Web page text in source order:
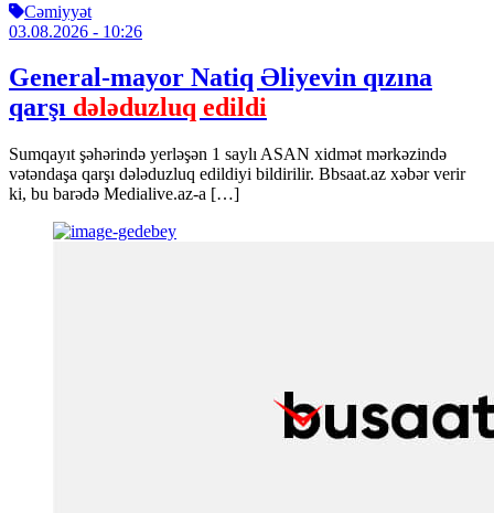
Cəmiyyət
03.08.2026 - 10:26
General-mayor Natiq Əliyevin qızına
qarşı dələduzluq edildi
Sumqayıt şəhərində yerləşən 1 saylı ASAN xidmət mərkəzində
vətəndaşa qarşı dələduzluq edildiyi bildirilir. Bbsaat.az xəbər verir
ki, bu barədə Medialive.az-a […]